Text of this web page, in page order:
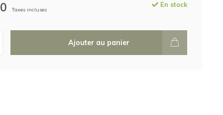
Taxes incluses
En stock
Ajouter au panier